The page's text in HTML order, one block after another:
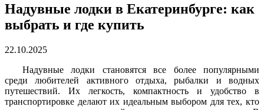
Надувные лодки в Екатеринбурге: как
выбрать и где купить
22.10.2025
Надувные лодки становятся все более популярными
среди любителей активного отдыха, рыбалки и водных
путешествий. Их легкость, компактность и удобство в
транспортировке делают их идеальным выбором для тех, кто